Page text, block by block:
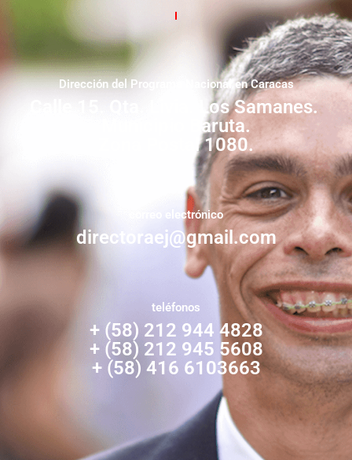
Dirección del Programa Nacional en Caracas
Calle 15. Qta. Livia. Los Samanes.
Municipio Baruta.
Zona Postal 1080.
correo electrónico
directoraej@gmail.com
teléfonos
+ (58) 212 944 4828
+ (58) 212 945 5608
+ (58) 416 6103663